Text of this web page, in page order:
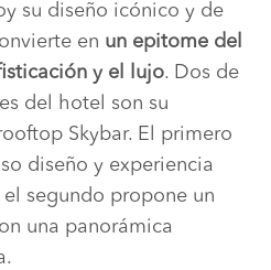
su diseño icónico y de
en un epitome del
y el lujo. Dos de
del hotel son su
Skybar. El primero
diseño y experiencia
segundo propone un
una panorámica